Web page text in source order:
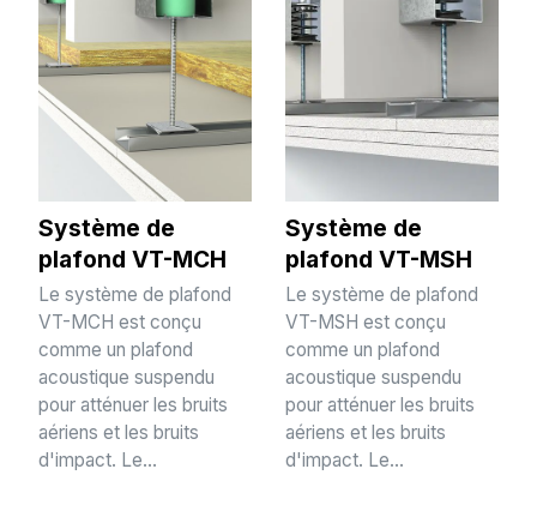
Système de
plafond VT-MCH
Le système de plafond
VT-MCH est conçu
comme un plafond
acoustique suspendu
pour atténuer les bruits
aériens et les bruits
d'impact. Le...
Système de
plafond VT-MSH
Le système de plafond
VT-MSH est conçu
comme un plafond
acoustique suspendu
pour atténuer les bruits
aériens et les bruits
d'impact. Le...